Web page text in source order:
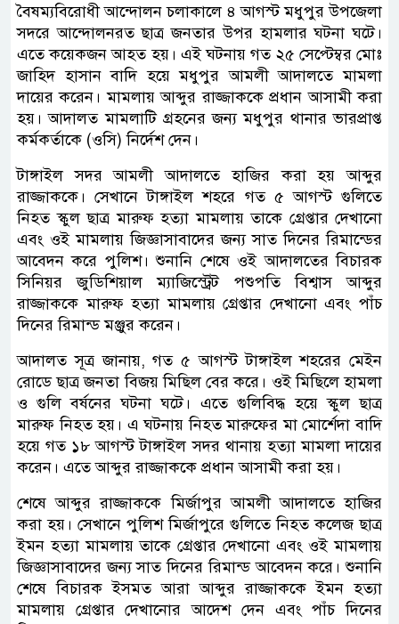
বৈষম্যবিরোধী আন্দোলন চলাকালে ৪ আগস্ট মধুপুর উপজেলা
সদরে আন্দোলনরত ছাত্র জনতার উপর হামলার ঘটনা ঘটে।
এতে কয়েকজন আহত হয়। এই ঘটনায় গত ২৫ সেপ্টেম্বর মোঃ
জাহিদ হাসান বাদি হয়ে মধুপুর আমলী আদালতে মামলা
দায়ের করেন। মামলায় আব্দুর রাজ্জাককে প্রধান আসামী করা
হয়। আদালত মামলাটি গ্রহনের জন্য মধুপুর থানার ভারপ্রাপ্ত
কর্মকর্তাকে (ওসি) নির্দেশ দেন।
টাঙ্গাইল সদর আমলী আদালতে হাজির করা হয় আব্দুর
রাজ্জাককে। সেখানে টাঙ্গাইল শহরে গত ৫ আগস্ট গুলিতে
নিহত স্কুল ছাত্র মারুফ হত্যা মামলায় তাকে গ্রেপ্তার দেখানো
এবং ওই মামলায় জিজ্ঞাসাবাদের জন্য সাত দিনের রিমান্ডের
আবেদন করে পুলিশ। শুনানি শেষে ওই আদালতের বিচারক
সিনিয়র জুডিশিয়াল ম্যাজিস্ট্রেট পশুপতি বিশ্বাস আব্দুর
রাজ্জাককে মারুফ হত্যা মামলায় গ্রেপ্তার দেখানো এবং পাঁচ
দিনের রিমান্ড মঞ্জুর করেন।
আদালত সূত্র জানায়, গত ৫ আগস্ট টাঙ্গাইল শহরের মেইন
রোডে ছাত্র জনতা বিজয় মিছিল বের করে। ওই মিছিলে হামলা
ও গুলি বর্ষনের ঘটনা ঘটে। এতে গুলিবিদ্ধ হয়ে স্কুল ছাত্র
মারুফ নিহত হয়। এ ঘটনায় নিহত মারুফের মা মোর্শেদা বাদি
হয়ে গত ১৮ আগস্ট টাঙ্গাইল সদর থানায় হত্যা মামলা দায়ের
করেন। এতে আব্দুর রাজ্জাককে প্রধান আসামী করা হয়।
শেষে আব্দুর রাজ্জাককে মির্জাপুর আমলী আদালতে হাজির
করা হয়। সেখানে পুলিশ মির্জাপুরে গুলিতে নিহত কলেজ ছাত্র
ইমন হত্যা মামলায় তাকে গ্রেপ্তার দেখানো এবং ওই মামলায়
জিজ্ঞাসাবাদের জন্য সাত দিনের রিমান্ড আবেদন করে। শুনানি
শেষে বিচারক ইসমত আরা আব্দুর রাজ্জাককে ইমন হত্যা
মামলায় গ্রেপ্তার দেখানোর আদেশ দেন এবং পাঁচ দিনের